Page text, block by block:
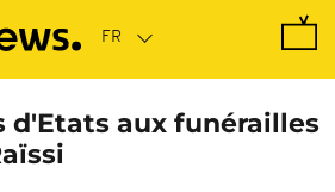
d'Etats aux funérailles